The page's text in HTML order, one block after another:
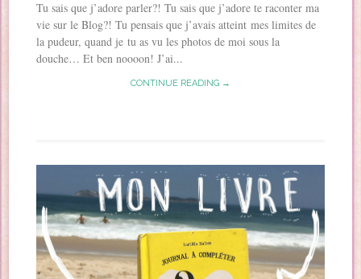
Tu sais que j’adore parler?! Tu sais que j’adore te raconter ma
vie sur le Blog?! Tu pensais que j’avais atteint mes limites de
la pudeur, quand je tu as vu les photos de moi sous la
douche… Et ben noooon! J’ai...
CONTINUE READING →